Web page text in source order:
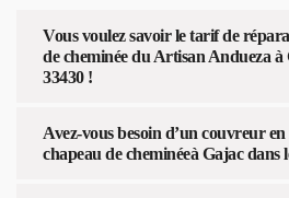
Vous voulez savoir le tarif de
de cheminée du Artisan Andueza à
33430 !
Avez-vous besoin d’un couvreur
chapeau de cheminéeà Gajac dans